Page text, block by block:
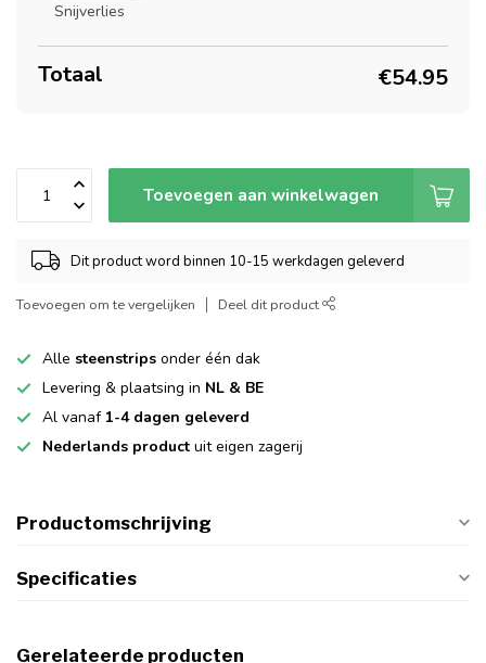
Snijverlies
Totaal €54.95
Toevoegen aan winkelwagen
Dit product word binnen 10-15 werkdagen geleverd
Toevoegen om te vergelijken Deel dit product
Alle steenstrips onder één dak
Levering & plaatsing in NL & BE
Al vanaf 1-4 dagen geleverd
Nederlands product uit eigen zagerij
Productomschrijving
Specificaties
Gerelateerde producten